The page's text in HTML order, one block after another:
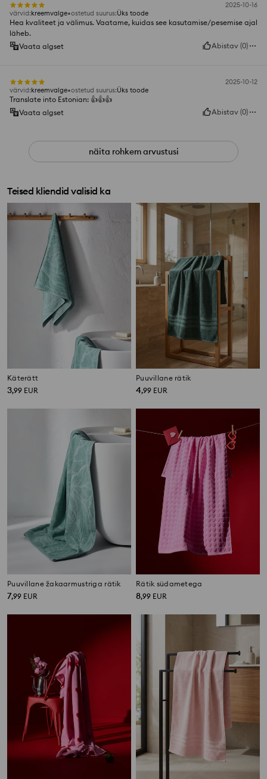
2025-10-16
värvid:kreemvalge ostetud suurus:Üks toode
Hea kvaliteet ja välimus. Vaatame, kuidas see kasutamise/pesemise ajal
läheb.
Vaata algset
Abistav (0)
2025-10-12
värvid:kreemvalge ostetud suurus:Üks toode
Translate into Estonian: 👍️👍️👍️
Vaata algset
Abistav (0)
näita rohkem arvustusi
Teised kliendid valisid ka
Käterätt
3,99 EUR
Puuvillane rätik
4,99 EUR
Puuvillane žakaarmustriga rätik
7,99 EUR
Rätik südametega
8,99 EUR